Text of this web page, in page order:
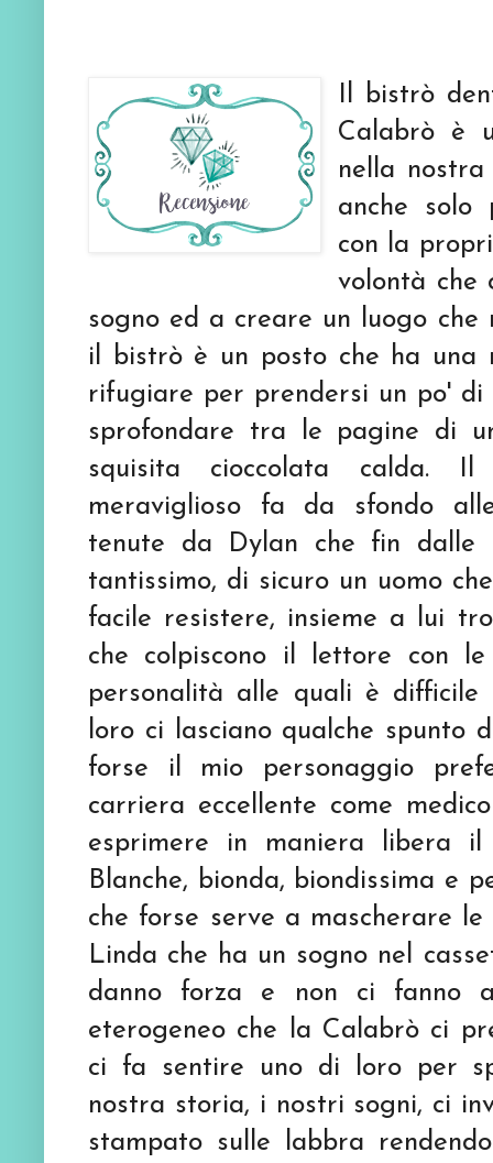
Il bistrò
Calabrò è
nella
anche solo
con la
volontà che
sogno ed a creare un luogo
il bistrò è un posto che ha una
rifugiare per prendersi un po' di
sprofondare tra le pagine di
squisita cioccolata calda.
meraviglioso fa da sfondo
tenute da Dylan che fin dalle
tantissimo, di sicuro un uomo
facile resistere, insieme a lui
che colpiscono il lettore con
personalità alle quali è
loro ci lasciano qualche spunto
forse il mio personaggio
carriera eccellente come
esprimere in maniera libera
Blanche, bionda, biondissima e
che forse serve a mascherare
Linda che ha un sogno nel
danno forza e non ci fanno
eterogeneo che la Calabrò ci
ci fa sentire uno di loro per
nostra storia, i nostri sogni, ci
stampato sulle labbra